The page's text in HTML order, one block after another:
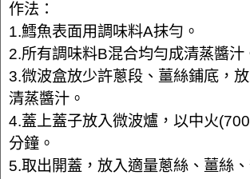
作法：
1.鱈魚表面用調味料A抹勻。
2.所有調味料B混合均勻成清蒸醬汁
3.微波盒放少許蔥段、薑絲鋪底，
清蒸醬汁。
4.蓋上蓋子放入微波爐，以中火
分鐘。
5.取出開蓋，放入適量蔥絲、薑絲